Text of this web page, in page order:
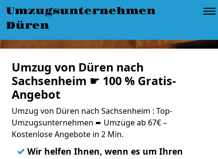
Umzugsunternehmen
Düren
Umzug von Düren nach
Sachsenheim ☛ 100 % Gratis-
Angebot
Umzug von Düren nach Sachsenheim : Top-
Umzugsunternehmen ➨ Umzüge ab 67€ –
Kostenlose Angebote in 2 Min.
✓ Wir helfen Ihnen, wenn es um Ihren